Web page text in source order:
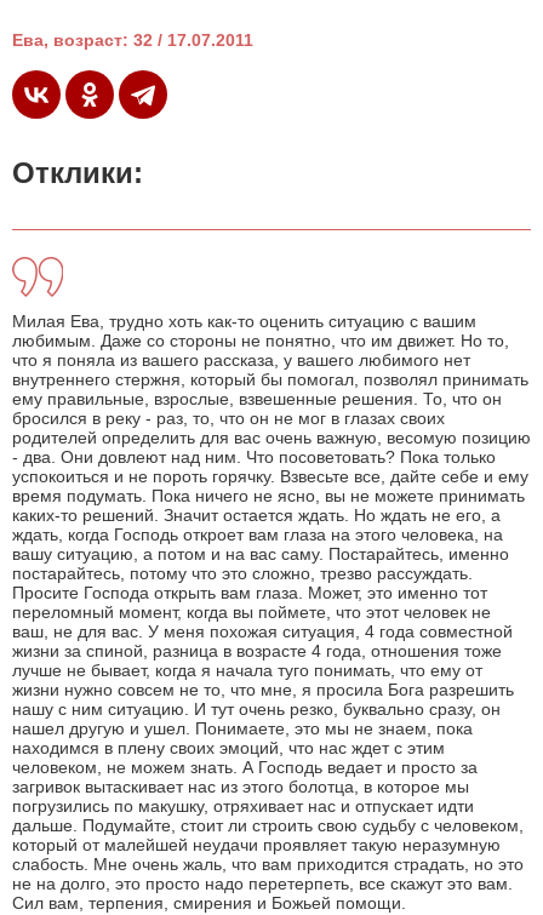
Ева, возраст: 32 / 17.07.2011
Отклики:
Милая Ева, трудно хоть как-то оценить ситуацию с вашим
любимым. Даже со стороны не понятно, что им движет. Но то,
что я поняла из вашего рассказа, у вашего любимого нет
внутреннего стержня, который бы помогал, позволял принимать
ему правильные, взрослые, взвешенные решения. То, что он
бросился в реку - раз, то, что он не мог в глазах своих
родителей определить для вас очень важную, весомую позицию
- два. Они довлеют над ним. Что посоветовать? Пока только
успокоиться и не пороть горячку. Взвесьте все, дайте себе и ему
время подумать. Пока ничего не ясно, вы не можете принимать
каких-то решений. Значит остается ждать. Но ждать не его, а
ждать, когда Господь откроет вам глаза на этого человека, на
вашу ситуацию, а потом и на вас саму. Постарайтесь, именно
постарайтесь, потому что это сложно, трезво рассуждать.
Просите Господа открыть вам глаза. Может, это именно тот
переломный момент, когда вы поймете, что этот человек не
ваш, не для вас. У меня похожая ситуация, 4 года совместной
жизни за спиной, разница в возрасте 4 года, отношения тоже
лучше не бывает, когда я начала туго понимать, что ему от
жизни нужно совсем не то, что мне, я просила Бога разрешить
нашу с ним ситуацию. И тут очень резко, буквально сразу, он
нашел другую и ушел. Понимаете, это мы не знаем, пока
находимся в плену своих эмоций, что нас ждет с этим
человеком, не можем знать. А Господь ведает и просто за
загривок вытаскивает нас из этого болотца, в которое мы
погрузились по макушку, отряхивает нас и отпускает идти
дальше. Подумайте, стоит ли строить свою судьбу с человеком,
который от малейшей неудачи проявляет такую неразумную
слабость. Мне очень жаль, что вам приходится страдать, но это
не на долго, это просто надо перетерпеть, все скажут это вам.
Сил вам, терпения, смирения и Божьей помощи.